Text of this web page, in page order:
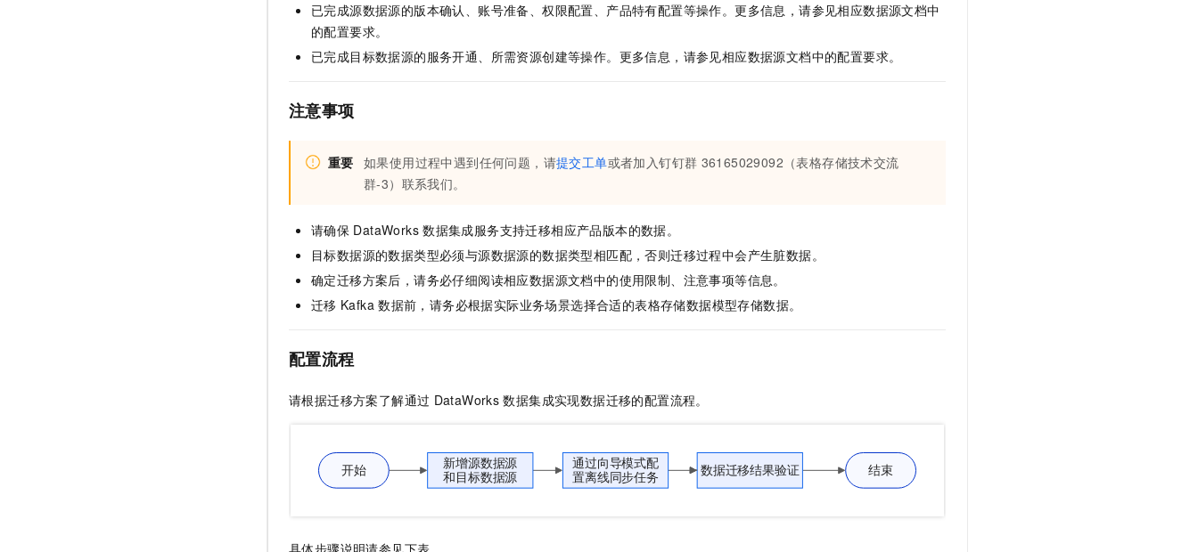
已完成源数据源的版本确认、账号准备、权限配置、产品特有配置等操作。更多信息，请参见相应数据源文档中
的配置要求。
已完成目标数据源的服务开通、所需资源创建等操作。更多信息，请参见相应数据源文档中的配置要求。
注意事项
重要 如果使用过程中遇到任何问题，请提交工单或者加入钉钉群 36165029092（表格存储技术交流
群-3） 联系我们。
请确保 DataWorks 数据集成服务支持迁移相应产品版本的数据。
目标数据源的数据类型必须与源数据源的数据类型相匹配，否则迁移过程中会产生脏数据。
确定迁移方案后，请务必仔细阅读相应数据源文档中的使用限制、注意事项等信息。
迁移 Kafka 数据前，请务必根据实际业务场景选择合适的表格存储数据模型存储数据。
配置流程
请根据迁移方案了解通过 DataWorks 数据集成实现数据迁移的配置流程。
具体步骤说明请参见下表。